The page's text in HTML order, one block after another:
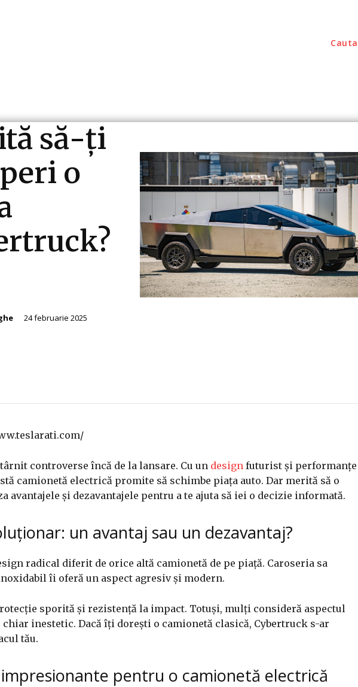
Cauta
să-ți
o
24 februarie 2025
controverse încă de la lansare. Cu un design futurist și performanțe
camionetă electrică promite să schimbe piața auto. Dar merită să o
avantajele și dezavantajele pentru a te ajuta să iei o decizie informată.
un avantaj sau un dezavantaj?
radical diferit de orice altă camionetă de pe piață. Caroseria sa
îi oferă un aspect agresiv și modern.
sporită și rezistență la impact. Totuși, mulți consideră aspectul
inestetic. Dacă îți dorești o camionetă clasică, Cybertruck s-ar
tău.
pentru o camionetă electrică